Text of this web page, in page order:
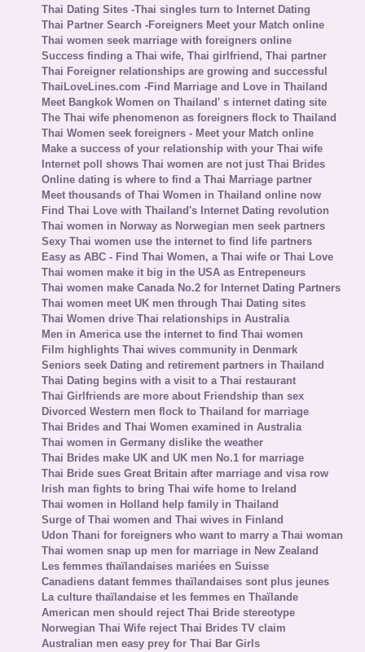
Thai Dating Sites -Thai singles turn to Internet Dating
Thai Partner Search -Foreigners Meet your Match online
Thai women seek marriage with foreigners online
Success finding a Thai wife, Thai girlfriend, Thai partner
Thai Foreigner relationships are growing and successful
ThaiLoveLines.com -Find Marriage and Love in Thailand
Meet Bangkok Women on Thailand' s internet dating site
The Thai wife phenomenon as foreigners flock to Thailand
Thai Women seek foreigners - Meet your Match online
Make a success of your relationship with your Thai wife
Internet poll shows Thai women are not just Thai Brides
Online dating is where to find a Thai Marriage partner
Meet thousands of Thai Women in Thailand online now
Find Thai Love with Thailand's Internet Dating revolution
Thai women in Norway as Norwegian men seek partners
Sexy Thai women use the internet to find life partners
Easy as ABC - Find Thai Women, a Thai wife or Thai Love
Thai women make it big in the USA as Entrepeneurs
Thai women make Canada No.2 for Internet Dating Partners
Thai women meet UK men through Thai Dating sites
Thai Women drive Thai relationships in Australia
Men in America use the internet to find Thai women
Film highlights Thai wives community in Denmark
Seniors seek Dating and retirement partners in Thailand
Thai Dating begins with a visit to a Thai restaurant
Thai Girlfriends are more about Friendship than sex
Divorced Western men flock to Thailand for marriage
Thai Brides and Thai Women examined in Australia
Thai women in Germany dislike the weather
Thai Brides make UK and UK men No.1 for marriage
Thai Bride sues Great Britain after marriage and visa row
Irish man fights to bring Thai wife home to Ireland
Thai women in Holland help family in Thailand
Surge of Thai women and Thai wives in Finland
Udon Thani for foreigners who want to marry a Thai woman
Thai women snap up men for marriage in New Zealand
Les femmes thaïlandaises mariées en Suisse
Canadiens datant femmes thaïlandaises sont plus jeunes
La culture thaïlandaise et les femmes en Thaïlande
American men should reject Thai Bride stereotype
Norwegian Thai Wife reject Thai Brides TV claim
Australian men easy prey for Thai Bar Girls